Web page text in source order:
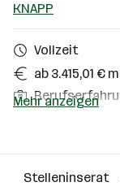
KNAPP
Vollzeit
ab 3.415,01 €
Über das
Mehr anzeigen
Stelleninserat